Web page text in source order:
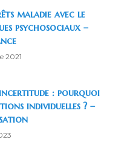
maladie avec le
psychosociaux –
2021
: pourquoi
individuelles ? –